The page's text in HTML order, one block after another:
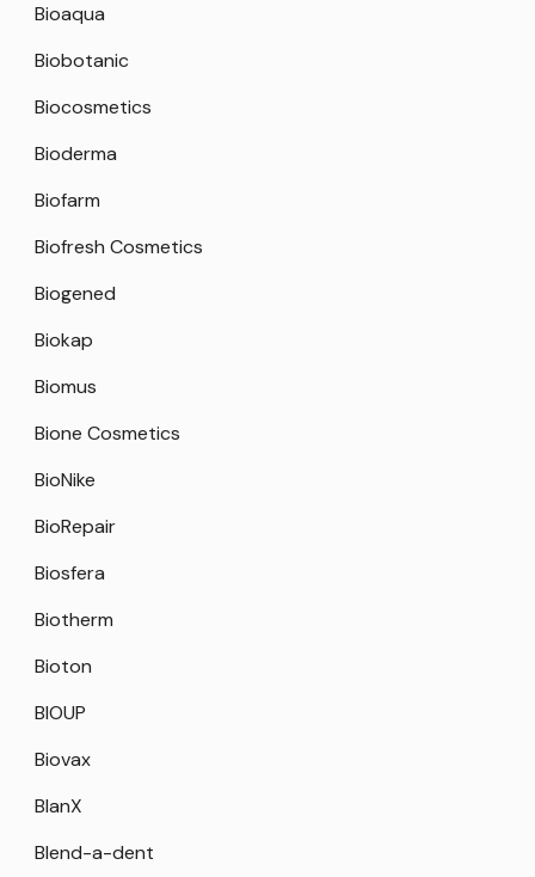
Bioaqua
Biobotanic
Biocosmetics
Bioderma
Biofarm
Biofresh Cosmetics
Biogened
Biokap
Biomus
Bione Cosmetics
BioNike
BioRepair
Biosfera
Biotherm
Bioton
BIOUP
Biovax
BlanX
Blend-a-dent